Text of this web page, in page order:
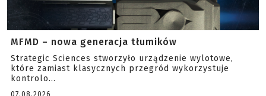
MFMD – nowa generacja tłumików
Strategic Sciences stworzyło urządzenie wylotowe,
które zamiast klasycznych przegród wykorzystuje
kontrolo...
07.08.2026